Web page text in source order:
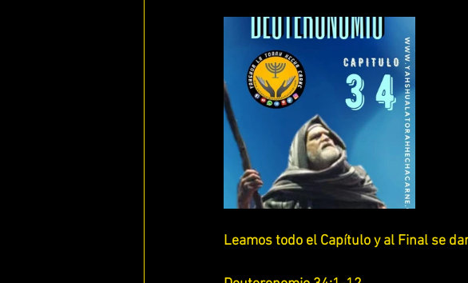
ENFERMOS DE AMOR QUE ES UNA ADORACION
ESTUDIANDO 1 , 2 Y 3JUAN ESCUDRIÑANDO LOS
LOS 7 RUAHAMIN DE YAHWEH ESTUDIANDO LIBRO
ESTUDIANDO 1 SAMUEL ESTUDIO 2 SAMUEL
ESTUDIANDO 1 TESALONICENSES
Leamos todo el Capítulo y al Final se